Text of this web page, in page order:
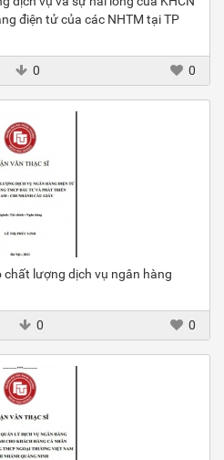
điện tử của các NHTM tại TP
0 0
chất lượng dịch vụ ngân hàng
0 0